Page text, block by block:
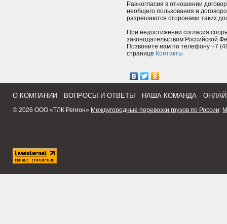
Разногласия в отношении
необщего пользования и
разрешаются сторонами таких
При недостижении согласия
законодательством Российской
Позвоните нам по телефону +7
странице Контакты
О КОМПАНИИ ВОПРОСЫ И ОТВЕТЫ НАША КОМАНДА
© 2026 ООО «ТЛК Регион» Междугородные перевозки грузов по России: